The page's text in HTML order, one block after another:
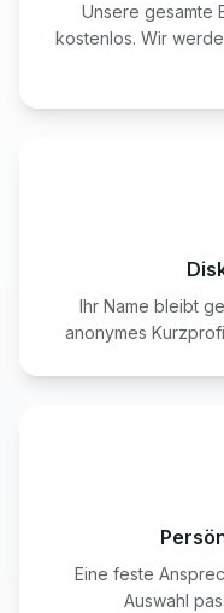
Unsere gesamte
kostenlos. Wir
Ihr Name bleibt
anonymes
Eine feste
Auswahl